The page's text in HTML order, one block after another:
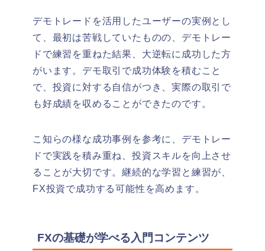
デモトレードを活用したユーザーの実例とし
て、最初は苦戦していたものの、デモトレー
ドで練習を重ねた結果、大逆転に成功した方
がいます。 デモ取引で成功体験を積むこと
で、投資に対する自信がつき、実際の取引で
も好成績を収めることができたのです。
こ知らの様な成功事例を参考に、デモトレー
ドで実践を積み重ね、投資スキルを向上させ
ることが大切です。継続的な学習と練習が、
FX投資で成功する可能性を高めます。
FXの基礎が学べる入門コンテンツ